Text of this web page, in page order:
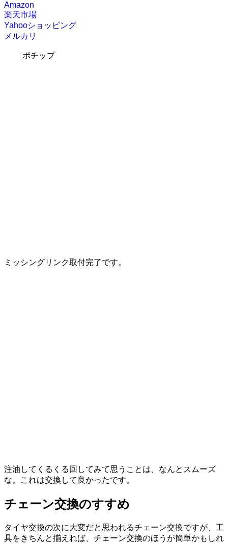
Amazon
楽天市場
Yahooショッピング
メルカリ
ポチップ
ミッシングリンク取付完了です。
注油してくるくる回してみて思うことは、なんとスムーズ
な。これは交換して良かったです。
チェーン交換のすすめ
タイヤ交換の次に大変だと思われるチェーン交換ですが、工
具をきちんと揃えれば、チェーン交換のほうが簡単かもしれ